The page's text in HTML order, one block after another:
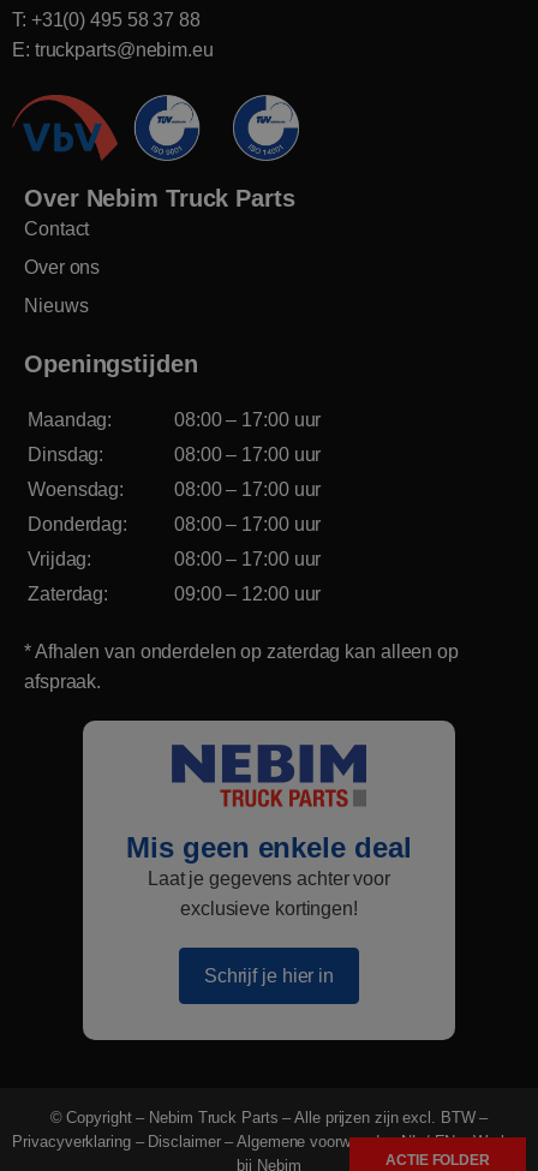
ACTIE FOLDER
T: +31(0) 495 58 37 88
E: truckparts@nebim.eu
Over Nebim Truck Parts
Contact
Over ons
Nieuws
Openingstijden
Maandag:
08:00 – 17:00 uur
Dinsdag:
08:00 – 17:00 uur
Woensdag:
08:00 – 17:00 uur
Donderdag:
08:00 – 17:00 uur
Vrijdag:
08:00 – 17:00 uur
Zaterdag:
09:00 – 12:00 uur
* Afhalen van onderdelen op zaterdag kan alleen op
afspraak.
Mis geen enkele deal
Laat je gegevens achter voor
exclusieve kortingen!
Schrijf je hier in
© Copyright – Nebim Truck Parts – Alle prijzen zijn excl. BTW –
Privacyverklaring– Disclaimer–Algemene voorwaarden NL/EN–Werken
bij Nebim